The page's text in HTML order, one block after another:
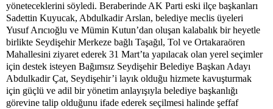
yöneteceklerini söyledi. Beraberinde AK Parti eski ilçe başkanları
Sadettin Kuyucak, Abdulkadir Arslan, belediye meclis üyeleri
Yusuf Arıcıoğlu ve Mümin Kutun’dan oluşan kalabalık bir heyetle
birlikte Seydişehir Merkeze bağlı Taşağıl, Tol ve Ortakaraören
Mahallesini ziyaret ederek 31 Mart’ta yapılacak olan yerel seçimler
için destek isteyen Bağımsız Seydişehir Belediye Başkan Adayı
Abdulkadir Çat, Seydişehir’i layık olduğu hizmete kavuşturmak
için güçlü ve adil bir yönetim anlayışıyla belediye başkanlığı
görevine talip olduğunu ifade ederek seçilmesi halinde şeffaf